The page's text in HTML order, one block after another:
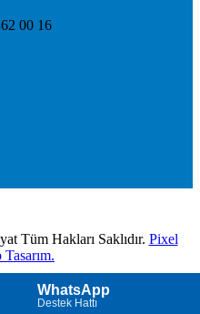
00 16
Tüm Hakları Saklıdır. Pixel
WhatsApp
Destek Hattı